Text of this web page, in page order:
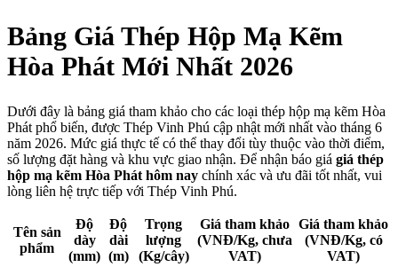
Bảng Giá Thép Hộp Mạ Kẽm
Hòa Phát Mới Nhất 2026
Dưới đây là bảng giá tham khảo cho các loại thép hộp mạ kẽm Hòa
Phát phổ biến, được Thép Vinh Phú cập nhật mới nhất vào tháng 6
năm 2026. Mức giá thực tế có thể thay đổi tùy thuộc vào thời điểm,
số lượng đặt hàng và khu vực giao nhận. Để nhận báo giá giá thép
hộp mạ kẽm Hòa Phát hôm nay chính xác và ưu đãi tốt nhất, vui
lòng liên hệ trực tiếp với Thép Vinh Phú.
Tên sản
phẩm
Độ
dày
(mm)
Độ
dài
(m)
Trọng
lượng
(Kg/cây)
Giá tham khảo
(VNĐ/Kg, chưa
VAT)
Giá tham khảo
(VNĐ/Kg, có
VAT)